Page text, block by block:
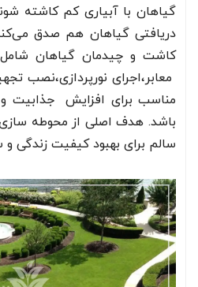
گیاهان با آبیاری کم کاشته
دریافتی گیاهان هم صدق
کاشت و چیدمان گیاهان شامل
معابر،اجرای نورپردازی،نصب
مناسب برای افزایش جذابیت
باشد. هدف اصلی از محوطه
سالم برای بهبود کیفیت زندگی و